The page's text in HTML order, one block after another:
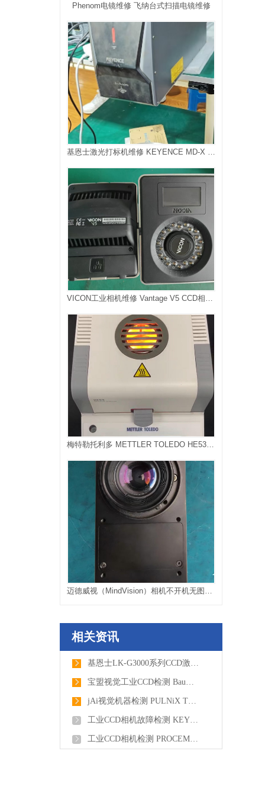
Phenom电镜维修 飞纳台式扫描电镜维修
基恩士激光打标机维修 KEYENCE MD-X 3D激光刻印机维修
VICON工业相机维修 Vantage V5 CCD相机维修
梅特勒托利多 METTLER TOLEDO HE53卤素水分测定仪维修，故障是无法加热，卤素灯不亮
迈德威视（MindVision）相机不开机无图像维修
相关资讯
基恩士LK-G3000系列CCD激光位移传感器维修，故障是有显示数据，但是无法采集位移数据
宝盟视觉工业CCD检测 Baumer堡盟工业相机维修SXG10
jAi视觉机器检测 PULNiX TMC-7N工业相机维修
工业CCD相机故障检测 KEYENCE基恩士视觉控制器维修CV-X400F
工业CCD相机检测 PROCEMEX FLEX工业摄像机维修